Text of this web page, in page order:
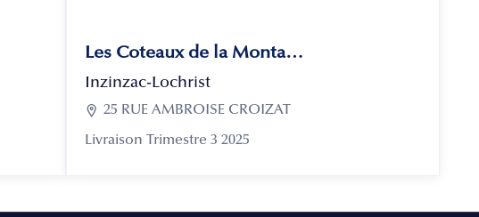
Les Coteaux de la Montagne
Inzinzac-Lochrist
 25 RUE AMBROISE CROIZAT
Livraison Trimestre 3 2025